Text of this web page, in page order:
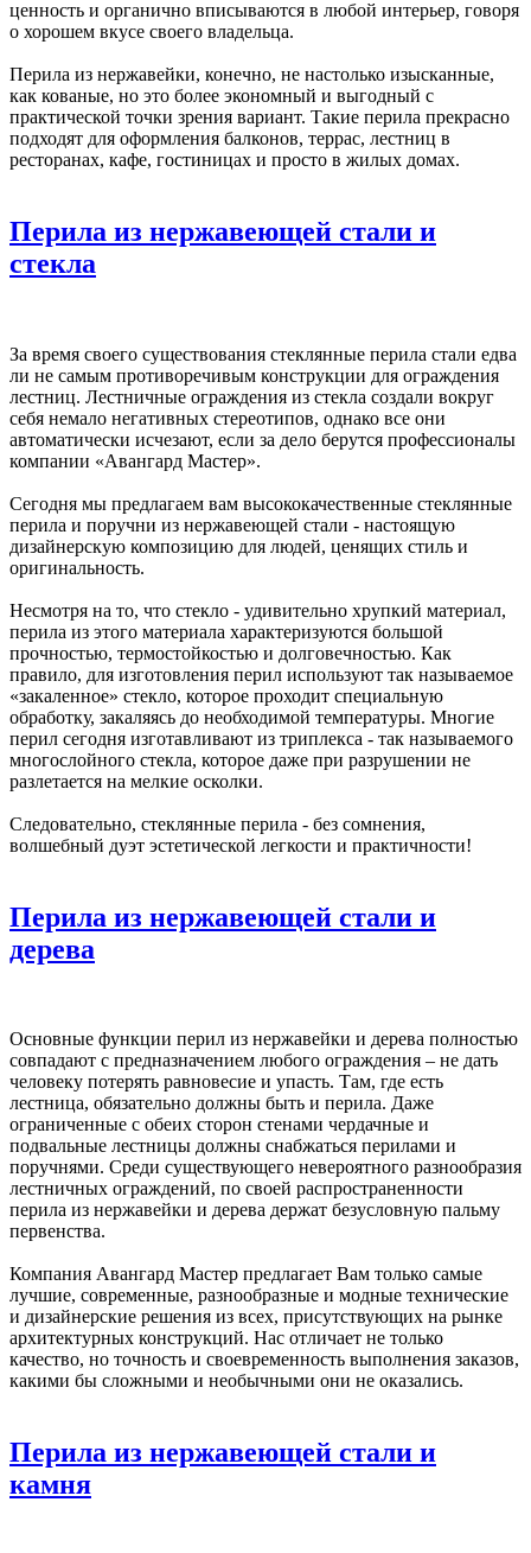
ценность и органично вписываются в любой интерьер, говоря
о хорошем вкусе своего владельца.
Перила из нержавейки, конечно, не настолько изысканные,
как кованые, но это более экономный и выгодный с
практической точки зрения вариант. Такие перила прекрасно
подходят для оформления балконов, террас, лестниц в
ресторанах, кафе, гостиницах и просто в жилых домах.
Перила из нержавеющей стали и
стекла
За время своего существования стеклянные перила стали едва
ли не самым противоречивым конструкции для ограждения
лестниц. Лестничные ограждения из стекла создали вокруг
себя немало негативных стереотипов, однако все они
автоматически исчезают, если за дело берутся профессионалы
компании «Авангард Мастер».
Сегодня мы предлагаем вам высококачественные стеклянные
перила и поручни из нержавеющей стали - настоящую
дизайнерскую композицию для людей, ценящих стиль и
оригинальность.
Несмотря на то, что стекло - удивительно хрупкий материал,
перила из этого материала характеризуются большой
прочностью, термостойкостью и долговечностью. Как
правило, для изготовления перил используют так называемое
«закаленное» стекло, которое проходит специальную
обработку, закаляясь до необходимой температуры. Многие
перил сегодня изготавливают из триплекса - так называемого
многослойного стекла, которое даже при разрушении не
разлетается на мелкие осколки.
Следовательно, стеклянные перила - без сомнения,
волшебный дуэт эстетической легкости и практичности!
Перила из нержавеющей стали и
дерева
Основные функции перил из нержавейки и дерева полностью
совпадают с предназначением любого ограждения – не дать
человеку потерять равновесие и упасть. Там, где есть
лестница, обязательно должны быть и перила. Даже
ограниченные с обеих сторон стенами чердачные и
подвальные лестницы должны снабжаться перилами и
поручнями. Среди существующего невероятного разнообразия
лестничных ограждений, по своей распространенности
перила из нержавейки и дерева держат безусловную пальму
первенства.
Компания Авангард Мастер предлагает Вам только самые
лучшие, современные, разнообразные и модные технические
и дизайнерские решения из всех, присутствующих на рынке
архитектурных конструкций. Нас отличает не только
качество, но точность и своевременность выполнения заказов,
какими бы сложными и необычными они не оказались.
Перила из нержавеющей стали и
камня